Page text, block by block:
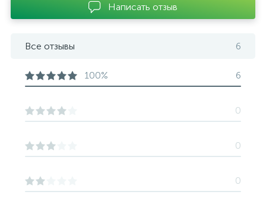
Написать отзыв
Все отзывы 6
100% 6
0
0
0